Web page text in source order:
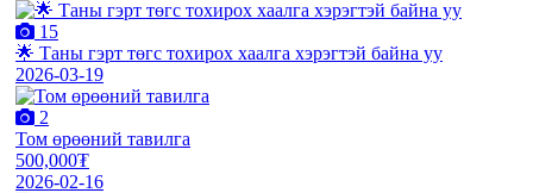
15
🌟 Таны гэрт төгс тохирох хаалга хэрэгтэй байна уу
2026-03-19
2
Том өрөөний тавилга
500,000₮
2026-02-16